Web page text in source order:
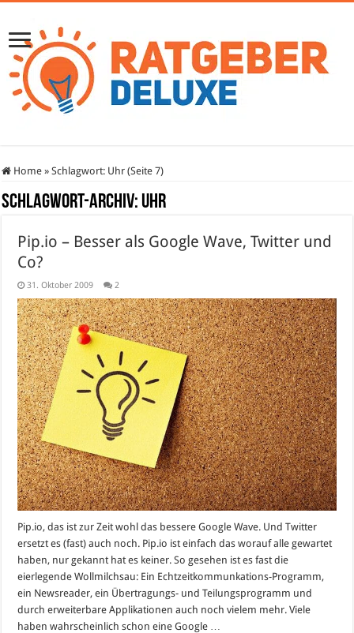
Home » Schlagwort: Uhr (Seite 7)
Schlagwort-Archiv: Uhr
Pip.io – Besser als Google Wave, Twitter und
Co?
31. Oktober 2009 2
Pip.io, das ist zur Zeit wohl das bessere Google Wave. Und Twitter
ersetzt es (fast) auch noch. Pip.io ist einfach das worauf alle gewartet
haben, nur gekannt hat es keiner. So gesehen ist es fast die
eierlegende Wollmilchsau: Ein Echtzeitkommunkations-Programm,
ein Newsreader, ein Übertragungs- und Teilungsprogramm und
durch erweiterbare Applikationen auch noch vielem mehr. Viele
haben wahrscheinlich schon eine Google …